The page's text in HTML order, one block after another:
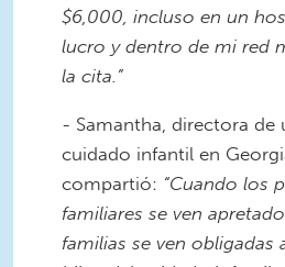
$6,000, incluso en un
lucro y dentro de mi red
la cita.”
- Samantha, directora de
cuidado infantil en
compartió: “Cuando los
familiares se ven
familias se ven obligadas